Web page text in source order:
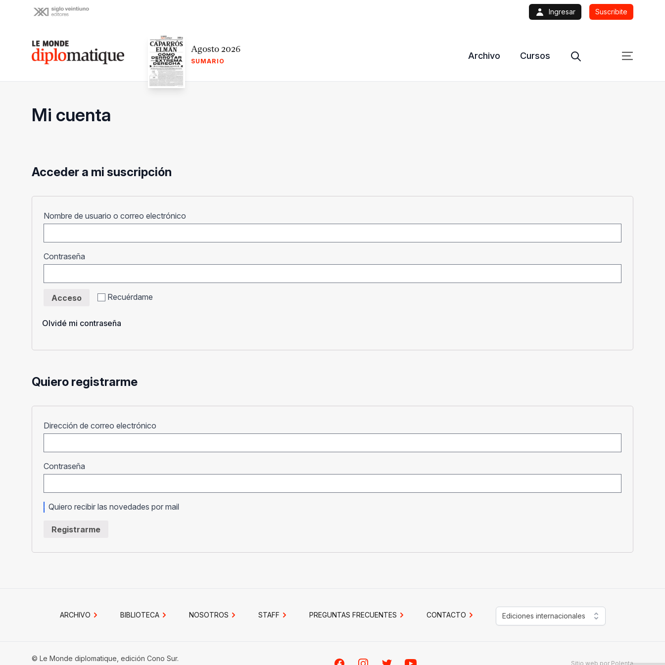
Ingresar Suscribite
Le monde diplomatique Agosto 2026
SUMARIO
Archivo Cursos
Mi cuenta
Acceder a mi suscripción
Nombre de usuario o correo electrónico
Contraseña
Recuérdame
Acceso
Olvidé mi contraseña
Quiero registrarme
Dirección de correo electrónico
Contraseña
Quiero recibir las novedades por mail
Registrarme
ARCHIVO BIBLIOTECA NOSOTROS STAFF PREGUNTAS FRECUENTES CONTACTO Ediciones internacionales
© Le Monde diplomatique, edición Cono Sur.
Sitio web por Polenta